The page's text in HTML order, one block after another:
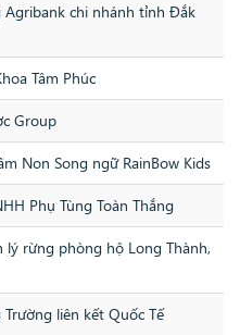
chi nhánh tỉnh Đắk
Tâm Phúc
Group
Non Song ngữ RainBow Kids
Phụ Tùng Toàn Thắng
lý rừng phòng hộ Long Thành,
liên kết Quốc Tế